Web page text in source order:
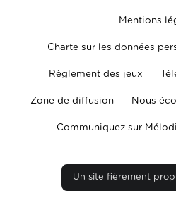
Mentions
Charte sur les données
Règlement des jeux
Zone de diffusion Nous
Communiquez sur
Un site fièrement